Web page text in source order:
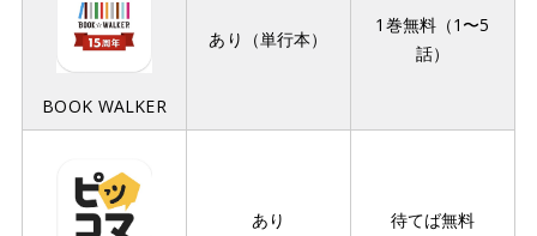
BOOK WALKER
あり（単行本）
1巻無料（1〜5
話）
あり 待てば無料